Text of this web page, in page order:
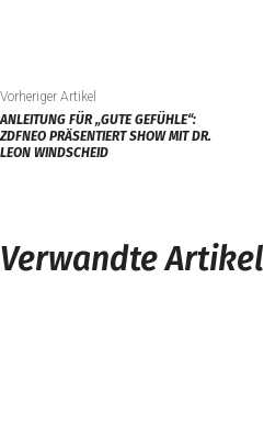
Vorheriger Artikel
ANLEITUNG FÜR „GUTE GEFÜHLE“:
ZDFNEO PRÄSENTIERT SHOW MIT DR.
LEON WINDSCHEID
Verwandte Artikel